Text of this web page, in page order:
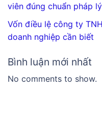
viên đúng chuẩn pháp lý
Vốn điều lệ công ty
doanh nghiệp cần biết
Bình luận mới nhất
No comments to show.